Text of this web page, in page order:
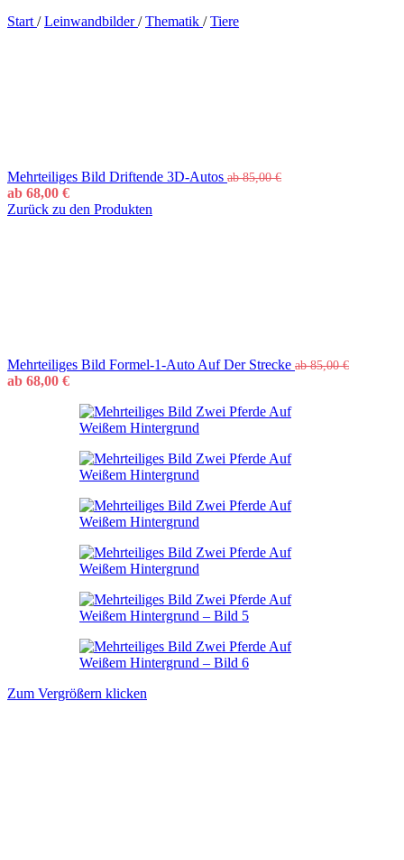
Start / Leinwandbilder/ Thematik / Tiere
Mehrteiliges Bild Driftende 3D-Autos ab85,00€
ab 68,00 €
Zurück zu den Produkten
Mehrteiliges Bild Formel-1-Auto Auf Der Strecke ab85,00€
ab 68,00 €
Zum Vergrößern klicken